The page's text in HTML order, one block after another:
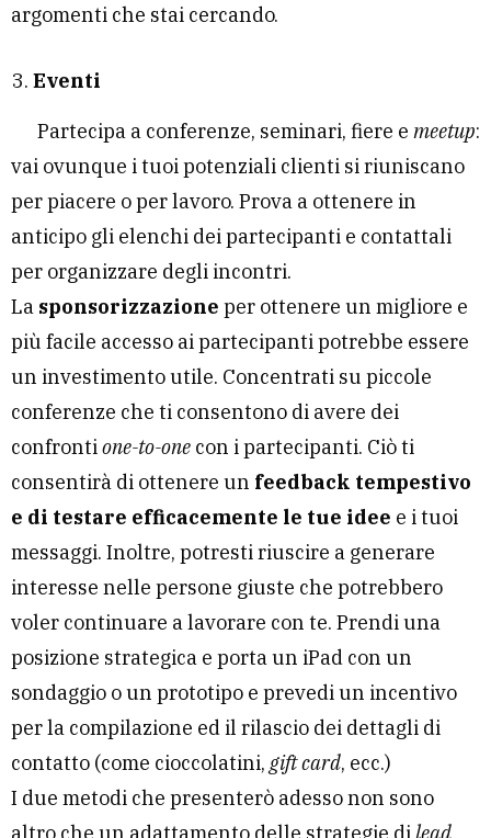
argomenti che stai cercando.
Eventi
Partecipa a conferenze, seminari, fiere e meetup:
vai ovunque i tuoi potenziali clienti si riuniscano
per piacere o per lavoro. Prova a ottenere in
anticipo gli elenchi dei partecipanti e contattali
per organizzare degli incontri.
La sponsorizzazione per ottenere un migliore e
più facile accesso ai partecipanti potrebbe essere
un investimento utile. Concentrati su piccole
conferenze che ti consentono di avere dei
confronti one-to-one con i partecipanti. Ciò ti
consentirà di ottenere un feedback tempestivo
e di testare efficacemente le tue idee e i tuoi
messaggi. Inoltre, potresti riuscire a generare
interesse nelle persone giuste che potrebbero
voler continuare a lavorare con te. Prendi una
posizione strategica e porta un iPad con un
sondaggio o un prototipo e prevedi un incentivo
per la compilazione ed il rilascio dei dettagli di
contatto (come cioccolatini, gift card, ecc.)
I due metodi che presenterò adesso non sono
altro che un adattamento delle strategie di lead